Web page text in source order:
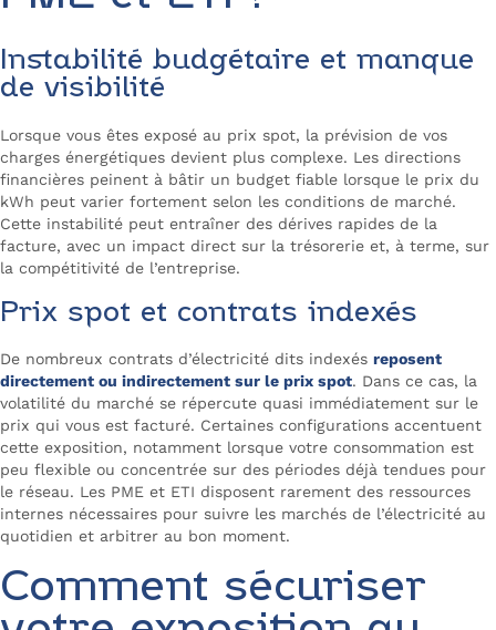
Instabilité budgétaire et manque
de visibilité
Lorsque vous êtes exposé au prix spot, la prévision de vos
charges énergétiques devient plus complexe. Les directions
financières peinent à bâtir un budget fiable lorsque le prix du
kWh peut varier fortement selon les conditions de marché.
Cette instabilité peut entraîner des dérives rapides de la
facture, avec un impact direct sur la trésorerie et, à terme, sur
la compétitivité de l’entreprise.
Prix spot et contrats indexés
De nombreux contrats d’électricité dits indexés reposent
directement ou indirectement sur le prix spot. Dans ce cas, la
volatilité du marché se répercute quasi immédiatement sur le
prix qui vous est facturé. Certaines configurations accentuent
cette exposition, notamment lorsque votre consommation est
peu flexible ou concentrée sur des périodes déjà tendues pour
le réseau. Les PME et ETI disposent rarement des ressources
internes nécessaires pour suivre les marchés de l’électricité au
quotidien et arbitrer au bon moment.
Comment sécuriser